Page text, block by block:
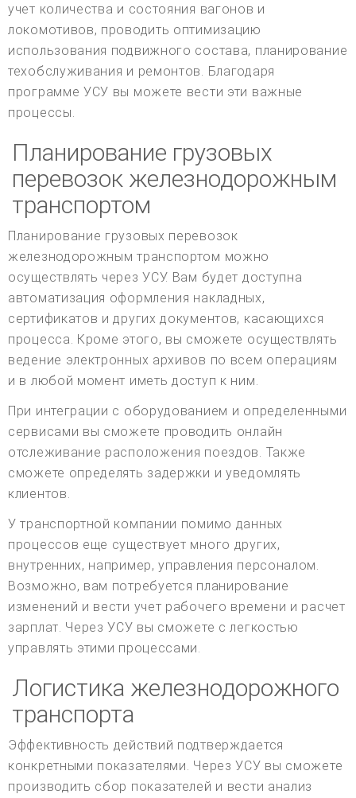
учет количества и состояния вагонов и
локомотивов, проводить оптимизацию
использования подвижного состава, планирование
техобслуживания и ремонтов. Благодаря
программе УСУ вы можете вести эти важные
процессы.
Планирование грузовых
перевозок железнодорожным
транспортом
Планирование грузовых перевозок
железнодорожным транспортом можно
осуществлять через УСУ. Вам будет доступна
автоматизация оформления накладных,
сертификатов и других документов, касающихся
процесса. Кроме этого, вы сможете осуществлять
ведение электронных архивов по всем операциям
и в любой момент иметь доступ к ним.
При интеграции с оборудованием и определенными
сервисами вы сможете проводить онлайн
отслеживание расположения поездов. Также
сможете определять задержки и уведомлять
клиентов.
У транспортной компании помимо данных
процессов еще существует много других,
внутренних, например, управления персоналом.
Возможно, вам потребуется планирование
изменений и вести учет рабочего времени и расчет
зарплат. Через УСУ вы сможете с легкостью
управлять этими процессами.
Логистика железнодорожного
транспорта
Эффективность действий подтверждается
конкретными показателями. Через УСУ вы сможете
производить сбор показателей и вести анализ